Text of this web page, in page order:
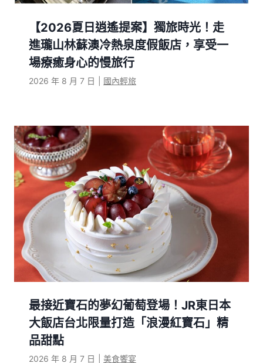
【2026夏日逍遙提案】獨旅時光！走
進瓏山林蘇澳冷熱泉度假飯店，享受一
場療癒身心的慢旅行
2026 年 8 月 7 日 國內輕旅
最接近寶石的夢幻葡萄登場！JR東日本
大飯店台北限量打造「浪漫紅寶石」精
品甜點
2026 年 8 月 7 日 美食饗宴